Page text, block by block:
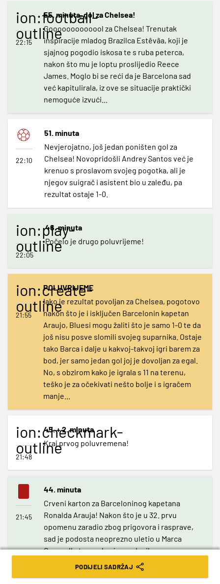
ion:football-
outline
22:15
55. minuta, gol za Chelsea!
Gooooooooooool za Chelsea! Trenutak
inspiracije mladog Brazilca Estêvãa, koji je
sjajnog pogodio iskosa te s ruba peterca,
nakon što mu je loptu proslijedio Reece
James. Moglo bi se reći da je Barcelona sad
već kapitulirala, iz ove se situacije praktički
nemoguće izvući...
22:10
51. minuta
Nevjerojatno, još jedan poništen gol za
Chelsea! Novopridošli Andrey Santos već je
krenuo s proslavom svojeg pogotka, ali je
njegov suigrač i asistent bio u zaleđu, pa
rezultat ostaje 1-0.
ion:play-
outline
22:05
46. minuta
Počelo je drugo poluvrijeme!
ion:create-
outline
21:55
POLUVRIJEME
Iako je rezultat povoljan za Chelsea, pogotovo
nakon što je i isključen Barcelonin kapetan
Araujo, Bluesi mogu žaliti što je samo 1-0 te da
još nisu posve slomili svojeg suparnika. Ostaje
tako Barca i dalje u kakvoj-takvoj igri barem za
bod, jer samo jedan gol joj je dovoljan za egal.
No, s obzirom kako je igrala s 11 na terenu,
teško je za očekivati nešto bolje i s igračem
manje...
ion:checkmark-
outline
21:48
45. + 2. minuta
Kraj prvog poluvremena!
21:45
44. minuta
Crveni karton za Barceloninog kapetana
Ronalda Arauja! Nakon što je u 32. prvu
opomenu zaradio zbog prigovora i rasprave,
sad je podosta neoprezno uletio u Marca
Cucurellu te ga oborio, pa dvojbe za suca
Vinčića nije bilo. Katalonci su sad u velikim
problemima, imaju pogodak zaostatka, ali i
PODIJELI SADRŽAJ